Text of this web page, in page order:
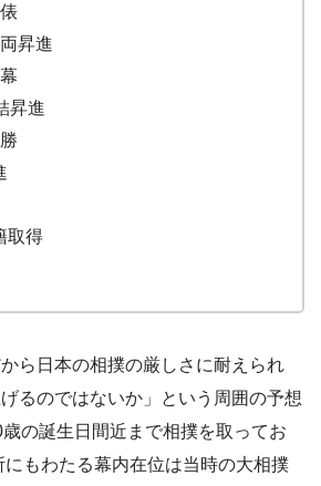
昇進
昇進
取得
ら日本の相撲の厳しさに耐えられ
るのではないか」という周囲の予想
の誕生日間近まで相撲を取ってお
にもわたる幕内在位は当時の大相撲